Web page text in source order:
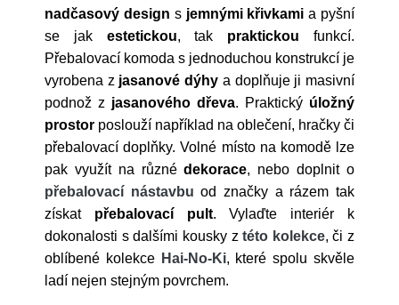
nadčasový design s jemnými křivkami a pyšní
se jak estetickou, tak praktickoufunkcí.
Přebalovací komoda s jednoduchou konstrukcí je
vyrobena z jasanové dýhy a doplňuje ji masivní
podnož z jasanového dřeva. Praktický úložný
prostor poslouží například na oblečení, hračky či
přebalovací doplňky. Volné místo na komodě lze
pak využít na různédekorace, nebo doplnit o
přebalovací nástavbu od značky a rázem tak
získat přebalovací pult. Vylaďte interiér k
dokonalosti s dalšími kousky ztéto kolekce, či z
oblíbené kolekce Hai-No-Ki, které spolu skvěle
ladí nejen stejným povrchem.